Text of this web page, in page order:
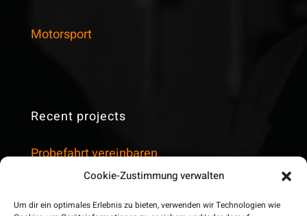
Cookie-Zustimmung verwalten
Um dir ein optimales Erlebnis zu bieten, verwenden wir Technologien wie
Motorsport
Recent projects
Probefahrt vereinbaren
Vorbestellen